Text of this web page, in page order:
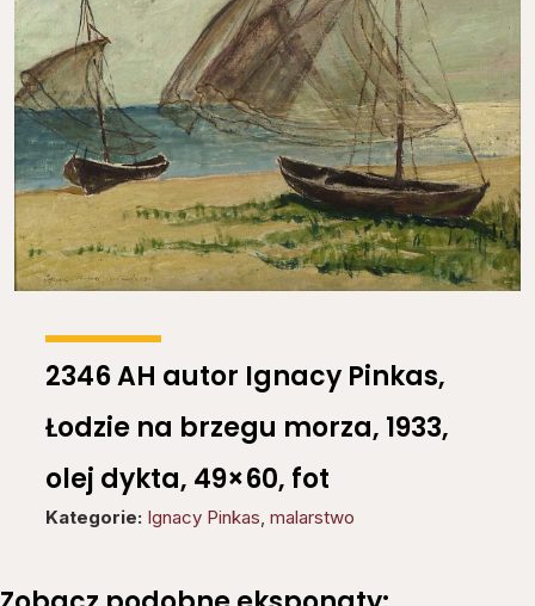
2346 AH autor Ignacy Pinkas,
Łodzie na brzegu morza, 1933,
olej dykta, 49×60, fot
Kategorie: Ignacy Pinkas, malarstwo